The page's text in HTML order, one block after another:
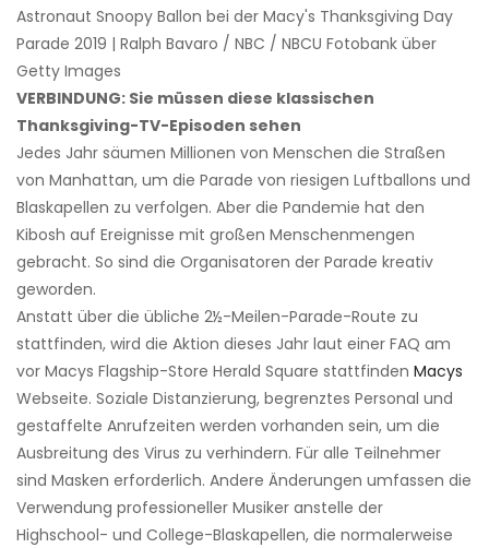
Astronaut Snoopy Ballon bei der Macy's Thanksgiving Day
Parade 2019 | Ralph Bavaro / NBC / NBCU Fotobank über
Getty Images
VERBINDUNG: Sie müssen diese klassischen
Thanksgiving-TV-Episoden sehen
Jedes Jahr säumen Millionen von Menschen die Straßen
von Manhattan, um die Parade von riesigen Luftballons und
Blaskapellen zu verfolgen. Aber die Pandemie hat den
Kibosh auf Ereignisse mit großen Menschenmengen
gebracht. So sind die Organisatoren der Parade kreativ
geworden.
Anstatt über die übliche 2½-Meilen-Parade-Route zu
stattfinden, wird die Aktion dieses Jahr laut einer FAQ am
vor Macys Flagship-Store Herald Square stattfinden Macys
Webseite. Soziale Distanzierung, begrenztes Personal und
gestaffelte Anrufzeiten werden vorhanden sein, um die
Ausbreitung des Virus zu verhindern. Für alle Teilnehmer
sind Masken erforderlich. Andere Änderungen umfassen die
Verwendung professioneller Musiker anstelle der
Highschool- und College-Blaskapellen, die normalerweise